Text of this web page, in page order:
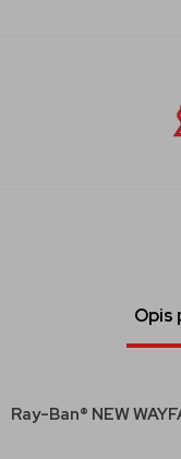
Opis
Ray-Ban® NEW